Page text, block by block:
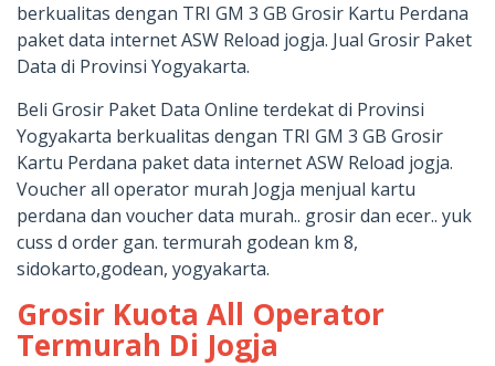
berkualitas dengan TRI GM 3 GB Grosir Kartu Perdana
paket data internet ASW Reload jogja. Jual Grosir Paket
Data di Provinsi Yogyakarta.
Beli Grosir Paket Data Online terdekat di Provinsi
Yogyakarta berkualitas dengan TRI GM 3 GB Grosir
Kartu Perdana paket data internet ASW Reload jogja.
Voucher all operator murah Jogja menjual kartu
perdana dan voucher data murah.. grosir dan ecer.. yuk
cuss d order gan. termurah godean km 8,
sidokarto,godean, yogyakarta.
Grosir Kuota All Operator
Termurah Di Jogja